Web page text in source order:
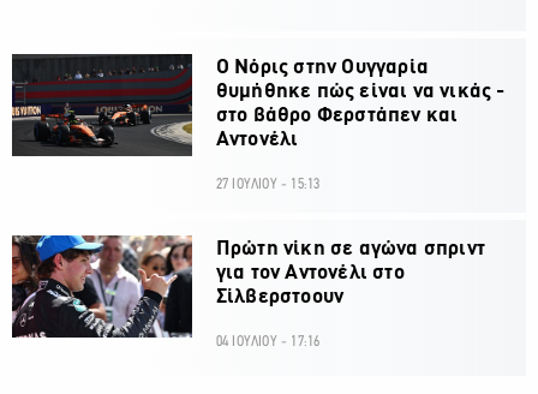
O Νόρις στην Ουγγαρία
θυμήθηκε πώς είναι να νικάς -
στο βάθρο Φερστάπεν και
Αντονέλι
27 ΙΟΥΛΙΟΥ - 15:13
Πρώτη νίκη σε αγώνα σπριντ
για τον Αντονέλι στο
Σίλβερστοουν
04 ΙΟΥΛΙΟΥ - 17:16